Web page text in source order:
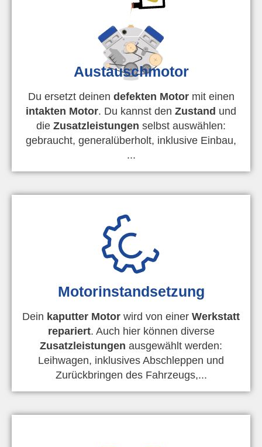
Austauschmotor
Du ersetzt deinen defekten Motormit einen
intakten Motor. Du kannst den Zustand und
die Zusatzleistungen selbst auswählen:
gebraucht, generalüberholt, inklusive Einbau,
...
Motorinstandsetzung
Dein kaputter Motor wird von einer Werkstatt
repariert. Auch hier können diverse
Zusatzleistungen ausgewählt werden:
Leihwagen, inklusives Abschleppen und
Zurückbringen des Fahrzeugs,...